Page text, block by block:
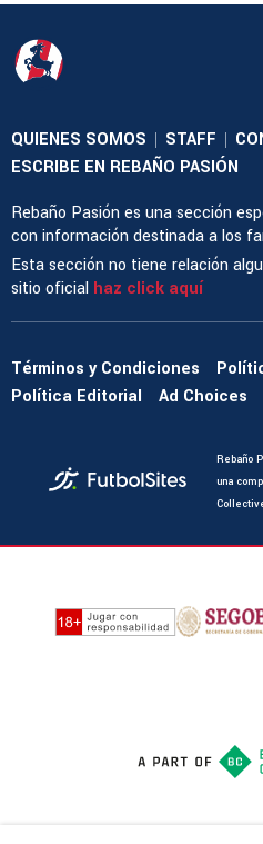
QUIENES SOMOS | STAFF |
ESCRIBE EN REBAÑO PASIÓN
Rebaño Pasión es una sección
con información destinada a los
Esta sección no tiene relación
sitio oficial haz click aquí
Términos y Condiciones
Política Editorial
Ad Choices
Rebaño
una